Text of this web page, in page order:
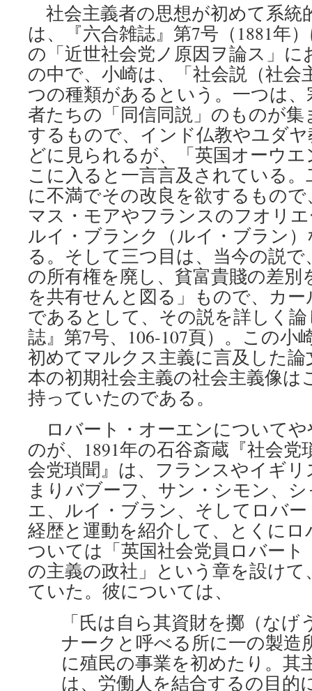
社会主義者の思想が初めて系統
は、『六合雑誌』第7号（1881年
の「近世社会党ノ原因ヲ論ス」
の中で、小崎は、「社会説（社会
つの種類があるという。一つは
者たちの「同信同説」のものが
するもので、インド仏教やユダ
どに見られるが、「英国オーウ
こに入ると一言言及されている
に不満でその改良を欲するもの
マス・モアやフランスのフオリ
ルイ・ブランク（ルイ・ブラン
る。そして三つ目は、当今の説で
の所有権を廃し、貧富貴賤の差別
を共有せんと図る」もので、カ
であるとして、その説を詳しく
誌』第7号、106-107頁）。この小
初めてマルクス主義に言及した
本の初期社会主義の社会主義像は
持っていたのである。
ロバート・オーエンについてや
のが、1891年の石谷斎蔵『社会党
会党瑣聞』は、フランスやイギ
まりバブーフ、サン・シモン、
エ、ルイ・ブラン、そしてロバ
経歴と運動を紹介して、とくに
ついては「英国社会党員ロバー
の主義の政社」という章を設け
ていた。彼については、
「氏は自ら其資財を擲（な
ナークと呼べる所に一の製造
に殖民の事業を初めたり。其
は、労働人を結合するの目的